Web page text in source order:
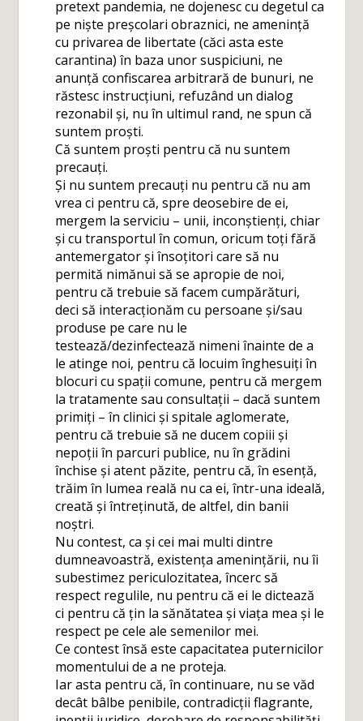
pretext pandemia, ne dojenesc cu degetul ca
pe niște preșcolari obraznici, ne amenință
cu privarea de libertate (căci asta este
carantina) în baza unor suspiciuni, ne
anunță confiscarea arbitrară de bunuri, ne
răstesc instrucțiuni, refuzând un dialog
rezonabil și, nu în ultimul rand, ne spun că
suntem proști.
Că suntem proști pentru că nu suntem
precauți.
Și nu suntem precauți nu pentru că nu am
vrea ci pentru că, spre deosebire de ei,
mergem la serviciu – unii, inconștienți, chiar
și cu transportul în comun, oricum toți fără
antemergator și însoțitori care să nu
permită nimănui să se apropie de noi,
pentru că trebuie să facem cumpărături,
deci să interacționăm cu persoane și/sau
produse pe care nu le
testează/dezinfectează nimeni înainte de a
le atinge noi, pentru că locuim înghesuiți în
blocuri cu spații comune, pentru că mergem
la tratamente sau consultații – dacă suntem
primiți – în clinici și spitale aglomerate,
pentru că trebuie să ne ducem copiii și
nepoții în parcuri publice, nu în grădini
închise și atent păzite, pentru că, în esență,
trăim în lumea reală nu ca ei, într-una ideală,
creată și întreținută, de altfel, din banii
noștri.
Nu contest, ca și cei mai multi dintre
dumneavoastră, existența amenințării, nu îi
subestimez periculozitatea, încerc să
respect regulile, nu pentru că ei le dictează
ci pentru că țin la sănătatea și viața mea și le
respect pe cele ale semenilor mei.
Ce contest însă este capacitatea puternicilor
momentului de a ne proteja.
Iar asta pentru că, în continuare, nu se văd
decât bâlbe penibile, contradicții flagrante,